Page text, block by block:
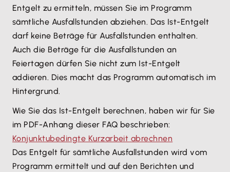
Entgelt zu ermitteln, müssen Sie im Programm
sämtliche Ausfallstunden abziehen. Das Ist-Entgelt
darf keine Beträge für Ausfallstunden enthalten.
Auch die Beträge für die Ausfallstunden an
Feiertagen dürfen Sie nicht zum Ist-Entgelt
addieren. Dies macht das Programm automatisch im
Hintergrund.
Wie Sie das Ist-Entgelt berechnen, haben wir für Sie
im PDF-Anhang dieser FAQ beschrieben:
Konjunktubedingte Kurzarbeit abrechnen
Das Entgelt für sämtliche Ausfallstunden wird vom
Programm ermittelt und auf den Berichten und